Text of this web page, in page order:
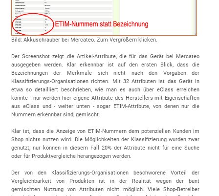
Bild: Akkuschrauber bei Mercateo. Zum Vergrößern klicken.
Der Screenshot zeigt die Artikel-Attribute, die für das Gerät bei Mercateo
ausgegeben werden. Klar erkennbar ist auf den ersten Blick, dass die
Bezeichnungen der Merkmale sich nicht nach den Vorgaben der
Klassifizierungs-Organisationen richten. Mit 32 Attributen ist das Gerät in
etwa so detailliert beschrieben, wie man es auch über eClass erreichen
könnte - nur werden hier eigene Attribute des Herstellers mit Eigenschaften
aus eClass und - weiter unten - sogar ETIM-Attribute, von denen nur die
Nummern erkennbar sind, gemischt.
Klar ist, dass die Anzeige von ETIM-Nummern dem potenziellen Kunden im
Shop nichts nutzen wird. Die Möglichkeiten der Klassifizierung wurden zwar
genutzt, nur können in diesem Fall 20% der Attribute nicht für eine Suche
oder für Produktvergleiche herangezogen werden.
Der von den Klassifizierungs-Organisationen beschworene Vorteil der
Vergleichbarkeit von Produkten ist in der Realität wegen der bunt
gemischten Nutzung von Attributen nicht möglich. Viele Shop-Betreiber